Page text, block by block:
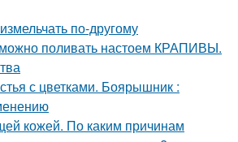
по-другому
поливать настоем КРАПИВЫ.
с цветками. Боярышник :
кожей. По каким причинам